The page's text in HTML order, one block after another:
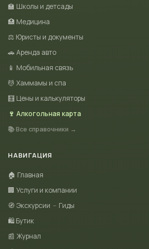
🏫 Школы и детсады
🏥 Медицина
⚖️ Юристы и документы
🚗 Аренда авто
📱 Мобильная связь
💆 Хаммамы и спа
🧮 Цены и калькуляторы
🍷 Алкогольная карта
📚 Все справочники →
НАВИГАЦИЯ
🏠 Главная
🏢 Услуги и компании
🧭 Экскурсии – Гиды
🛍 Бутик
📰 Журнал